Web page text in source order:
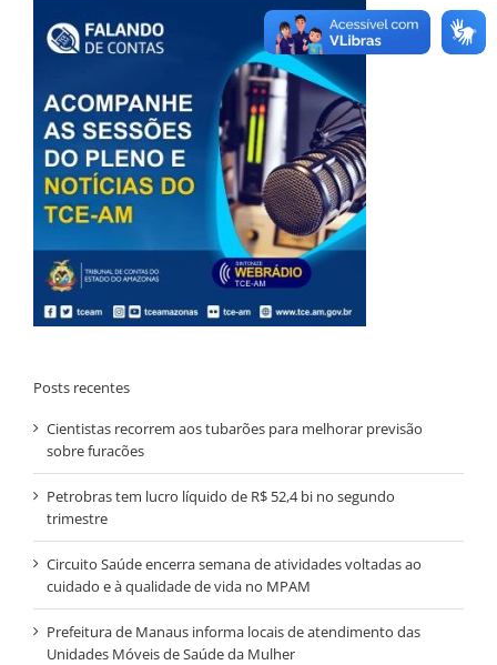
Posts recentes
Cientistas recorrem aos tubarões para melhorar previsão
sobre furacões
Petrobras tem lucro líquido de R$ 52,4 bi no segundo
trimestre
Circuito Saúde encerra semana de atividades voltadas ao
cuidado e à qualidade de vida no MPAM
Prefeitura de Manaus informa locais de atendimento das
Unidades Móveis de Saúde da Mulher